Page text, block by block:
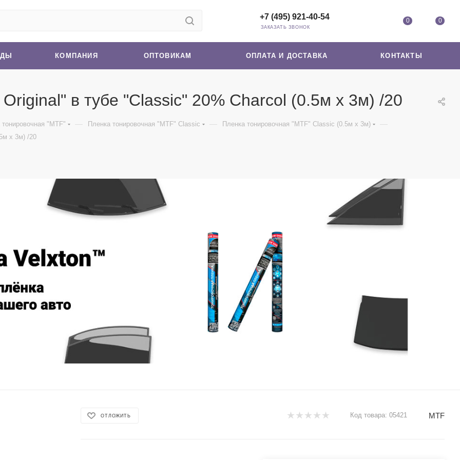
0 0
+7 (495) 921-40-54
ЗАКАЗАТЬ ЗВОНОК
КОМПАНИЯ ОПТОВИКАМ ОПЛАТА И ДОСТАВКА КОНТАКТЫ
в тубе "Classic" 20% Сharcol (0.5м х 3м) /20
"MTF" — Пленка тонировочная "MTF" Classic — Пленка тонировочная "MTF" Classic (0.5м х 3м) —
х 3м) /20
ОТЛОЖИТЬ Код товара: 05421 MTF